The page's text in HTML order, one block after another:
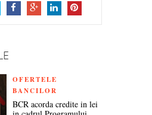
OFERTELE
BANCILOR
BCR acorda credite in lei